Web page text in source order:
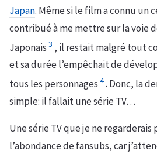
Japan. Même si le film a connu un
contribué à me mettre sur la voie
Japonais 3 , il restait malgré tout
et sa durée l’empêchait de
tous les personnages 4. Donc, la
simple: il fallait une série TV…
Une série TV que je ne regarderais
l’abondance de fansubs, car